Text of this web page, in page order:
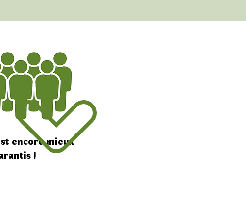
encore mieux
!